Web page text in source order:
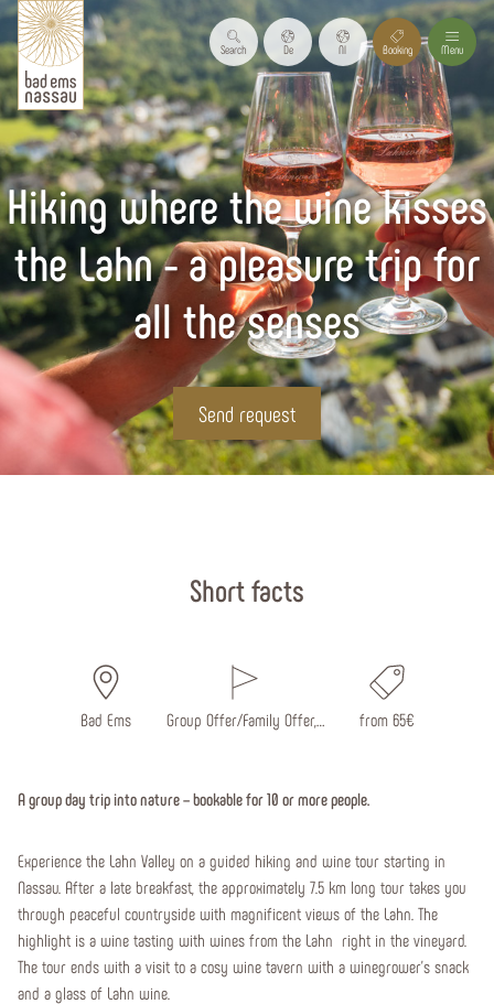
Search De Nl Booking Menu
Hiking where the wine kisses
the Lahn - a pleasure trip for
all the senses
Send request
Short facts
Bad Ems Group Offer/Family Offer,… from 65€
A group day trip into nature – bookable for 10 or more people.
Experience the Lahn Valley on a guided hiking and wine tour starting in
Nassau. After a late breakfast, the approximately 7.5 km long tour takes you
through peaceful countryside with magnificent views of the Lahn. The
highlight is a wine tasting with wines from the Lahn right in the vineyard.
The tour ends with a visit to a cosy wine tavern with a winegrower's snack
and a glass of Lahn wine.